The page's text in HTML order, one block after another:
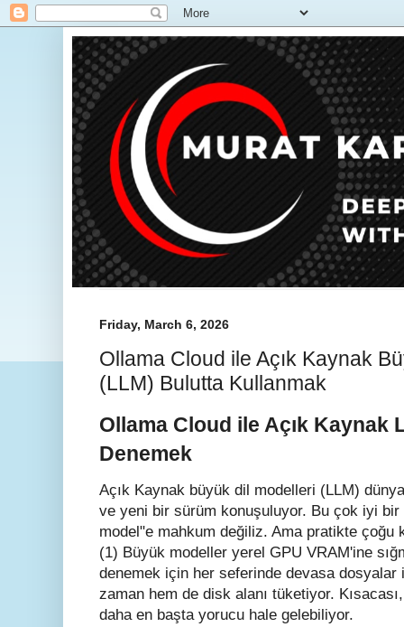
Friday, March 6, 2026
Ollama Cloud ile Açık Kaynak
(LLM) Bulutta Kullanmak
Ollama Cloud ile Açık Kaynak
Denemek
Açık Kaynak büyük dil modelleri (LLM)
ve yeni bir sürüm konuşuluyor. Bu çok iyi bir
model"e mahkum değiliz. Ama pratikte çoğu
(1) Büyük modeller yerel GPU VRAM'ine
denemek için her seferinde devasa
zaman hem de disk alanı tüketiyor.
daha en başta yorucu hale gelebiliyor.